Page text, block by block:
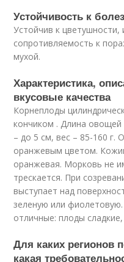
Устойчивость к
Устойчив к
сопротивляемость к
мухой.
Характеристика,
вкусовые качества
Корнеплоды
кончиком . Длина овощей
– до 5 см, вес – 85-160
оранжевым цветом.
оранжевая. Морковь не
трескается. При
выступает над
зеленую или
отличные: плоды
Для каких регионов
какая